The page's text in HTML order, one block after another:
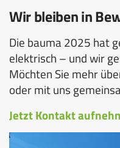
Wir bleiben in
Die bauma 2025 hat
elektrisch – und wir
Möchten Sie mehr
oder mit uns
Jetzt Kontakt